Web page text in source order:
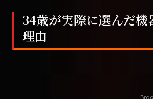
34歳が実際に選んだ機
理由